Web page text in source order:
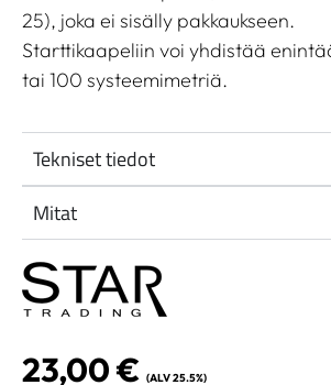
25), joka ei sisälly pakkaukseen.
Starttikaapeliin voi yhdistää
tai 100 systeemimetriä.
Tekniset tiedot
Mitat
23,00€ (ALV 25.5%)